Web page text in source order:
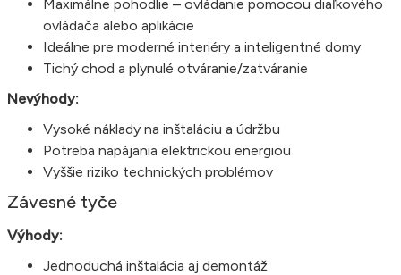
Maximálne pohodlie – ovládanie pomocou diaľkového
ovládača alebo aplikácie
Ideálne pre moderné interiéry a inteligentné domy
Tichý chod a plynulé otváranie/zatváranie
Nevýhody:
Vysoké náklady na inštaláciu a údržbu
Potreba napájania elektrickou energiou
Vyššie riziko technických problémov
Závesné tyče
Výhody:
Jednoduchá inštalácia aj demontáž